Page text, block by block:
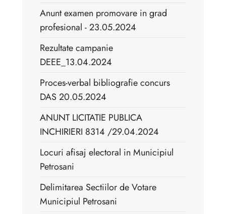
Anunt examen promovare in grad
profesional - 23.05.2024
Rezultate campanie
DEEE_13.04.2024
Proces-verbal bibliografie concurs
DAS 20.05.2024
ANUNT LICITATIE PUBLICA
INCHIRIERI 8314 /29.04.2024
Locuri afisaj electoral in Municipiul
Petrosani
Delimitarea Sectiilor de Votare
Municipiul Petrosani